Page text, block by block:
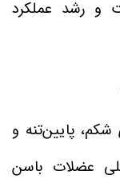
و رشد عملکرد
پایین‌تنه و
عضلات باسن